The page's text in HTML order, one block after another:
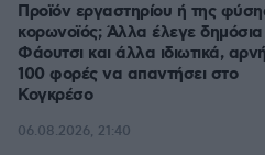
Προϊόν εργαστηρίου ή της
κορωνοϊός; Άλλα έλεγε
Φάουτσι και άλλα ιδιωτικά,
100 φορές να απαντήσει στο
Κογκρέσο
06.08.2026, 21:40